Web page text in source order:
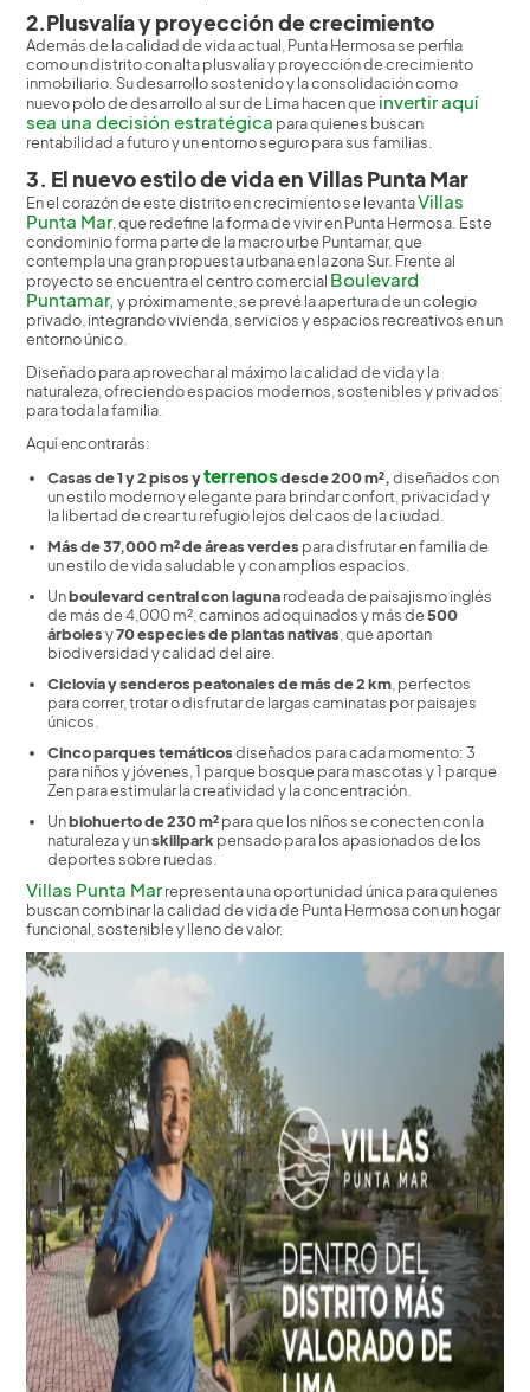
2.Plusvalía y proyección de crecimiento
Además de la calidad de vida actual, Punta Hermosa se perfila
como un distrito con alta plusvalía y proyección de crecimiento
inmobiliario. Su desarrollo sostenido y la consolidación como
nuevo polo de desarrollo al sur de Lima hacen queinvertir aquí
sea una decisión estratégica para quienes buscan
rentabilidad a futuro y un entorno seguro para sus familias.
3. El nuevo estilo de vida en Villas Punta Mar
En el corazón de este distrito en crecimiento se levantaVillas
Punta Mar, que redefine la forma de vivir en Punta Hermosa. Este
condominio forma parte de la macro urbe Puntamar, que
contempla una gran propuesta urbana en la zona Sur. Frente al
proyecto se encuentra el centro comercial Boulevard
Puntamar, y próximamente, se prevé la apertura de un colegio
privado, integrando vivienda, servicios y espacios recreativos en un
entorno único.
Diseñado para aprovechar al máximo la calidad de vida y la
naturaleza, ofreciendo espacios modernos, sostenibles y privados
para toda la familia.
Aquí encontrarás:
Casas de 1 y 2 pisos yterrenosdesde 200 m²,diseñados con
un estilo moderno y elegante para brindar confort, privacidad y
la libertad de crear tu refugio lejos del caos de la ciudad.
Más de 37,000 m² de áreas verdes para disfrutar en familia de
un estilo de vida saludable y con amplios espacios.
Unboulevard central con lagunarodeada de paisajismo inglés
de más de 4,000 m², caminos adoquinados y más de500
árbolesy70 especies de plantas nativas , que aportan
biodiversidad y calidad del aire.
Ciclovía y senderos peatonales de más de 2 km , perfectos
para correr, trotar o disfrutar de largas caminatas por paisajes
únicos.
Cinco parques temáticosdiseñados para cada momento: 3
para niños y jóvenes, 1 parque bosque para mascotas y 1 parque
Zen para estimular la creatividad y la concentración.
Unbiohuerto de 230 m²para que los niños se conecten con la
naturaleza y unskillpark pensado para los apasionados de los
deportes sobre ruedas.
Villas Punta Marrepresenta una oportunidad única para quienes
buscan combinar la calidad de vida de Punta Hermosa con un hogar
funcional, sostenible y lleno de valor.